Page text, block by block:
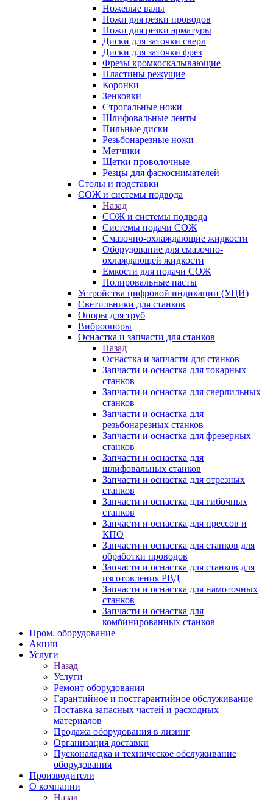
Ножевые валы
Ножи для резки проводов
Ножи для резки арматуры
Диски для заточки сверл
Диски для заточки фрез
Фрезы кромкоскалывающие
Пластины режущие
Коронки
Зенковки
Строгальные ножи
Шлифовальные ленты
Пильные диски
Резьбонарезные ножи
Метчики
Щетки проволочные
Резцы для фаскоснимателей
Столы и подставки
СОЖ и системы подвода
Назад
СОЖ и системы подвода
Системы подачи СОЖ
Смазочно-охлаждающие жидкости
Оборудование для смазочно-
охлаждающей жидкости
Емкости для подачи СОЖ
Полировальные пасты
Устройства цифровой индикации (УЦИ)
Светильники для станков
Опоры для труб
Виброопоры
Оснастка и запчасти для станков
Назад
Оснастка и запчасти для станков
Запчасти и оснастка для токарных
станков
Запчасти и оснастка для сверлильных
станков
Запчасти и оснастка для
резьбонарезных станков
Запчасти и оснастка для фрезерных
станков
Запчасти и оснастка для
шлифовальных станков
Запчасти и оснастка для отрезных
станков
Запчасти и оснастка для гибочных
станков
Запчасти и оснастка для прессов и
КПО
Запчасти и оснастка для станков для
обработки проводов
Запчасти и оснастка для станков для
изготовления РВД
Запчасти и оснастка для намоточных
станков
Запчасти и оснастка для
комбинированных станков
Пром. оборудование
Акции
Услуги
Назад
Услуги
Ремонт оборудования
Гарантийное и постгарантийное обслуживание
Поставка запасных частей и расходных
материалов
Продажа оборудования в лизинг
Организация доставки
Пусконаладка и техническое обслуживание
оборудования
Производители
О компании
Назад